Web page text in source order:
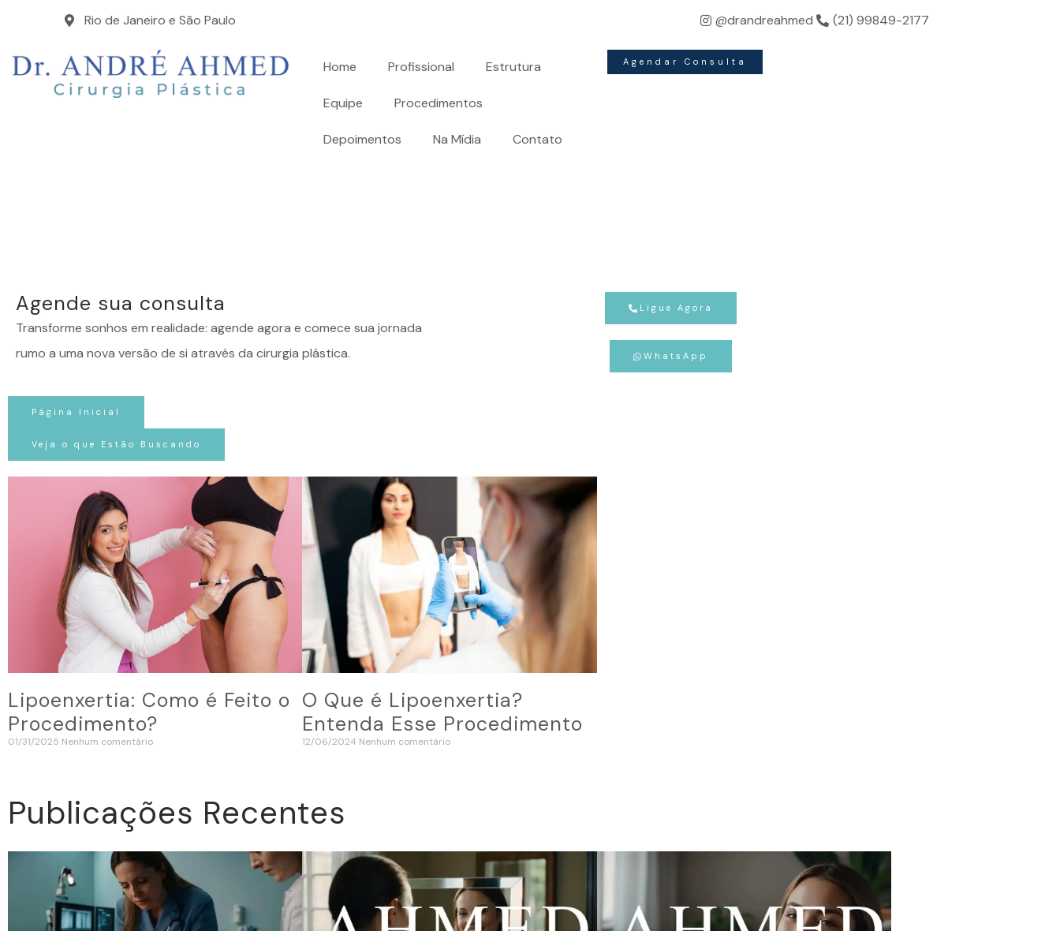
Rio de Janeiro e São Paulo moldando sua beleza.
@drandreahmed (21) 99849-2177
Home Profissional Estrutura
Equipe Procedimentos
Depoimentos Na Mídia Contato
Agendar Consulta
Agende sua consulta
Transforme sonhos em realidade: agende agora e comece sua jornada
rumo a uma nova versão de si através da cirurgia plástica.
Ligue Agora
WhatsApp
Página Inicial
Veja o que Estão Buscando
Lipoenxertia: Como é Feito o
Procedimento?
01/31/2025 Nenhum comentário
O Que é Lipoenxertia?
Entenda Esse Procedimento
12/06/2024 Nenhum comentário
Publicações Recentes